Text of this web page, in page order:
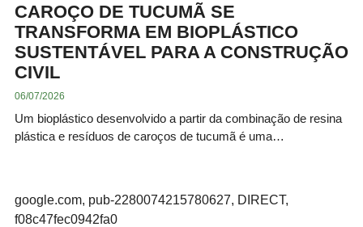
CAROÇO DE TUCUMÃ SE
TRANSFORMA EM BIOPLÁSTICO
SUSTENTÁVEL PARA A CONSTRUÇÃO
CIVIL
06/07/2026
Um bioplástico desenvolvido a partir da combinação de resina
plástica e resíduos de caroços de tucumã é uma…
google.com, pub-2280074215780627, DIRECT,
f08c47fec0942fa0